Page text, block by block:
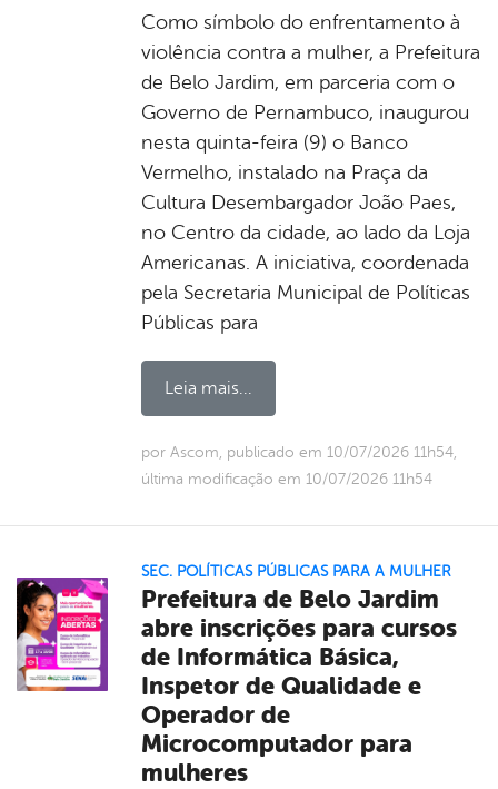
Como símbolo do enfrentamento à
violência contra a mulher, a Prefeitura
de Belo Jardim, em parceria com o
Governo de Pernambuco, inaugurou
nesta quinta-feira (9) o Banco
Vermelho, instalado na Praça da
Cultura Desembargador João Paes,
no Centro da cidade, ao lado da Loja
Americanas. A iniciativa, coordenada
pela Secretaria Municipal de Políticas
Públicas para
Leia mais...
por Ascom, publicado em 10/07/2026 11h54,
última modificação em 10/07/2026 11h54
SEC. POLÍTICAS PÚBLICAS PARA A MULHER
Prefeitura de Belo Jardim
abre inscrições para cursos
de Informática Básica,
Inspetor de Qualidade e
Operador de
Microcomputador para
mulheres